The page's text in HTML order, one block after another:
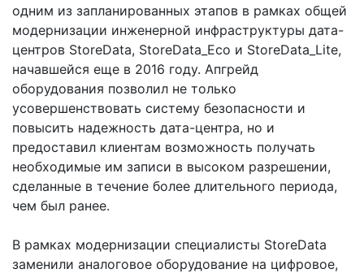
одним из запланированных этапов в рамках общей
модернизации инженерной инфраструктуры дата-
центров StoreData, StoreData_Eco и StoreData_Lite,
начавшейся еще в 2016 году. Апгрейд
оборудования позволил не только
усовершенствовать систему безопасности и
повысить надежность дата-центра, но и
предоставил клиентам возможность получать
необходимые им записи в высоком разрешении,
сделанные в течение более длительного периода,
чем был ранее.
В рамках модернизации специалисты StoreData
заменили аналоговое оборудование на цифровое,